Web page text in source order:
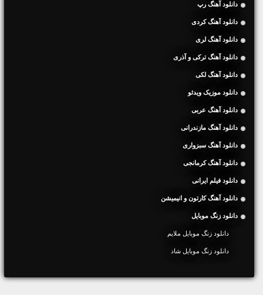
دانلود آهنگ رپ
دانلود آهنگ کردی
دانلود آهنگ لری
دانلود آهنگ ترکی و آذری
دانلود آهنگ لکی
دانلود موزیک ویدئو
دانلود آهنگ عربی
دانلود آهنگ مازندرانی
دانلود آهنگ سبزواری
دانلود آهنگ کرمانجی
دانلود فیلم ایرانی
دانلود آهنگ کارتون و انیمیشن
دانلود زنگ موبایل
دانلود زنگ موبایل ملایم
دانلود زنگ موبایل شاد